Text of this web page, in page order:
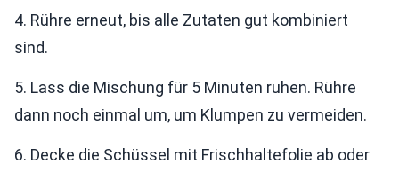
4. Rühre erneut, bis alle Zutaten gut kombiniert
sind.
5. Lass die Mischung für 5 Minuten ruhen. Rühre
dann noch einmal um, um Klumpen zu vermeiden.
6. Decke die Schüssel mit Frischhaltefolie ab oder